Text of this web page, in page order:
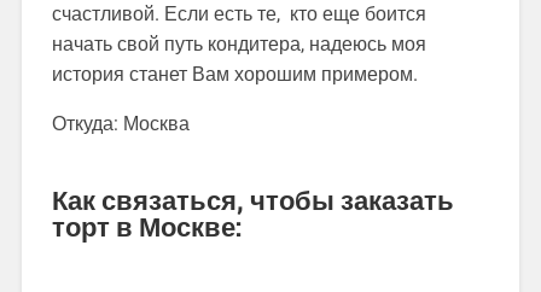
счастливой. Если есть те, кто еще боится
начать свой путь кондитера, надеюсь моя
история станет Вам хорошим примером.
Откуда: Москва
Как связаться, чтобы заказать
торт в Москве: